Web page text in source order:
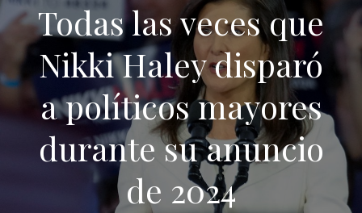
Todas las veces que
Nikki Haley disparó
a políticos mayores
durante su anuncio
de 2024